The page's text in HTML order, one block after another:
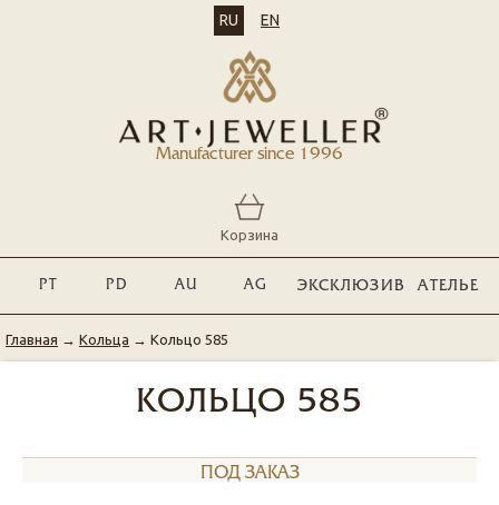
Manufacturer since 1996
RU EN
Корзина
PT PD AU AG ЭКСКЛЮЗИВ АТЕЛЬЕ
Главная → Кольца → Кольцо 585
КОЛЬЦО 585
ПОД ЗАКАЗ